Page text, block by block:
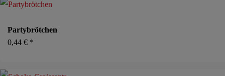
Partybrötchen
0,44 € *